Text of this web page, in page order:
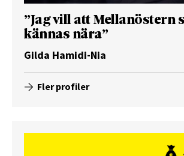
”Jag vill att Mellanöstern
kännas nära”
Gilda Hamidi-Nia
Fler profiler